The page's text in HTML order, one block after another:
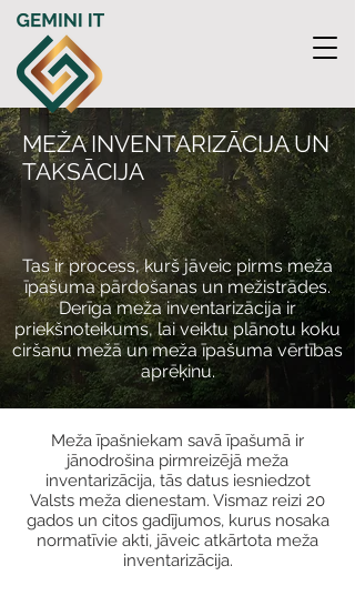
MEŽA INVENTARIZĀCIJA UN
TAKSĀCIJA
Tas ir process, kurš jāveic pirms meža
īpašuma pārdošanas un mežistrādes.
Derīga meža inventarizācija ir
priekšnoteikums, lai veiktu plānotu koku
ciršanu mežā un meža īpašuma vērtības
aprēķinu.
Meža īpašniekam savā īpašumā ir
jānodrošina pirmreizējā meža
inventarizācija, tās datus iesniedzot
Valsts meža dienestam. Vismaz reizi 20
gados un citos gadījumos, kurus nosaka
normatīvie akti, jāveic atkārtota meža
inventarizācija.